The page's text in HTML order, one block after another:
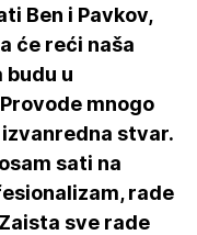
Ben i Pavkov,
će reći naša
budu u
mnogo
stvar.
sati na
rade
sve rade